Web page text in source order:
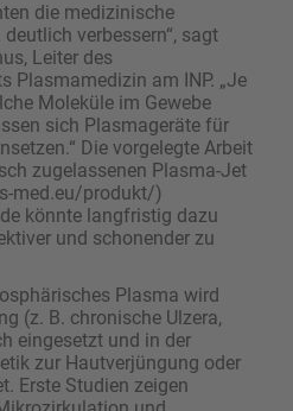
die medizinische
verbessern“, sagt
Leiter des
Plasmamedizin am INP. „Je
Moleküle im Gewebe
sich Plasmageräte für
Die vorgelegte Arbeit
zugelassenen Plasma-Jet
med.eu/produkt/)
könnte langfristig dazu
und schonender zu
Plasma wird
(z. B. chronische Ulzera,
eingesetzt und in der
zur Hautverjüngung oder
Erste Studien zeigen